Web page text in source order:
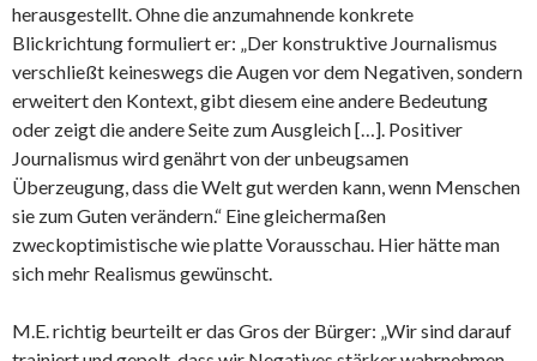
herausgestellt. Ohne die anzumahnende konkrete
Blickrichtung formuliert er: „Der konstruktive Journalismus
verschließt keineswegs die Augen vor dem Negativen, sondern
erweitert den Kontext, gibt diesem eine andere Bedeutung
oder zeigt die andere Seite zum Ausgleich […]. Positiver
Journalismus wird genährt von der unbeugsamen
Überzeugung, dass die Welt gut werden kann, wenn Menschen
sie zum Guten verändern.“ Eine gleichermaßen
zweckoptimistische wie platte Vorausschau. Hier hätte man
sich mehr Realismus gewünscht.
M.E. richtig beurteilt er das Gros der Bürger: „Wir sind darauf